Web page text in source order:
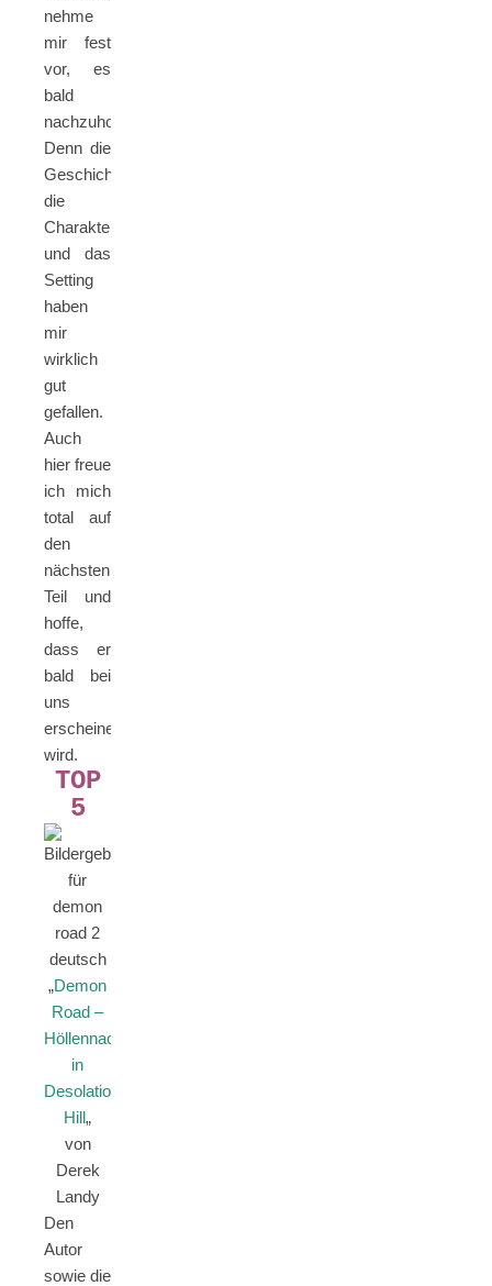
nehme
mir fest
vor, es
bald
nachzuholen.
Denn die
Geschichte,
die
Charaktere
und das
Setting
haben
mir
wirklich
gut
gefallen.
Auch
hier freue
ich mich
total auf
den
nächsten
Teil und
hoffe,
dass er
bald bei
uns
erscheinen
wird.
TOP
5
„Demon
Road –
Höllennacht
in
Desolation
Hill„
von
Derek
Landy
Den
Autor
sowie die